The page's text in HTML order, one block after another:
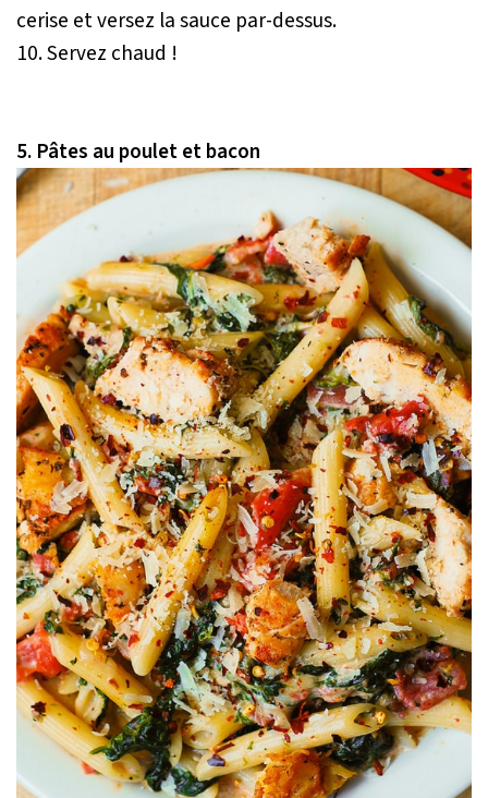
cerise et versez la sauce par-dessus.
10. Servez chaud !
5. Pâtes au poulet et bacon